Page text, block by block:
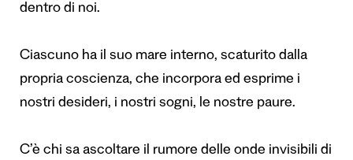
dentro di noi.
Ciascuno ha il suo mare interno, scaturito dalla
propria coscienza, che incorpora ed esprime i
nostri desideri, i nostri sogni, le nostre paure.
C’è chi sa ascoltare il rumore delle onde invisibili di